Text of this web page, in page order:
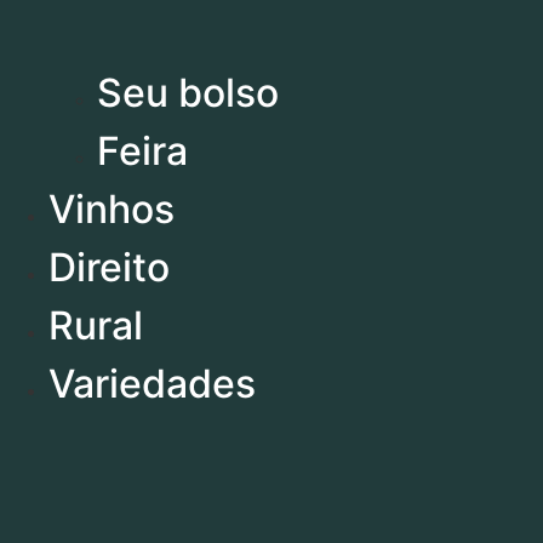
Seu bolso
Feira
Vinhos
Direito
Rural
Variedades
Você
Política
Esporte
Cultura